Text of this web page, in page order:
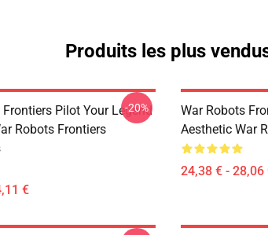
Produits les plus
Pilot Your Legend
Robots Frontiers
€
-20%
War Robots
Aesthetic War
24,38 € - 28,06